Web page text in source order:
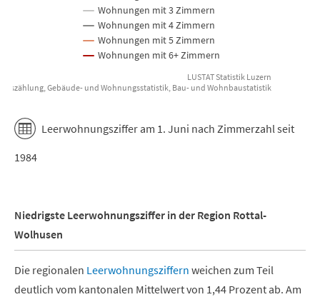
Wohnungen mit 3 Zimmern
Wohnungen mit 4 Zimmern
Wohnungen mit 5 Zimmern
Wohnungen mit 6+ Zimmern
LUSTAT Statistik Luzern
Gebäude- und Wohnungsstatistik, Bau- und Wohnbaustatistik
Leerwohnungsziffer am 1. Juni nach Zimmerzahl seit
1984
Niedrigste Leerwohnungsziffer in der Region Rottal-
Wolhusen
Die regionalen Leerwohnungsziffern weichen zum Teil
deutlich vom kantonalen Mittelwert von 1,44 Prozent ab. Am